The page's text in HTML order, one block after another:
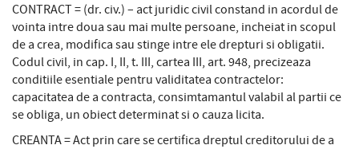
CONTRACT = (dr. civ.) – act juridic civil constand in acordul de
vointa intre doua sau mai multe persoane, incheiat in scopul
de a crea, modifica sau stinge intre ele drepturi si obligatii.
Codul civil, in cap. I, II, t. III, cartea III, art. 948, precizeaza
conditiile esentiale pentru validitatea contractelor:
capacitatea de a contracta, consimtamantul valabil al partii ce
se obliga, un obiect determinat si o cauza licita.
CREANTA = Act prin care se certifica dreptul creditorului de a